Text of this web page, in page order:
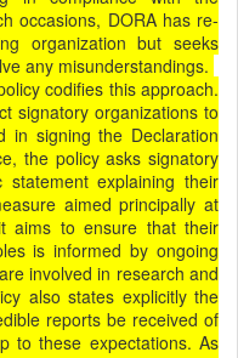
occasions, DORA has re-
organization but seeks
any misunderstandings.
codifies this approach.
signatory organizations to
in signing the Declaration
the policy asks signatory
explaining their
aimed principally at
aims to ensure that their
is informed by ongoing
involved in research and
also states explicitly the
reports be received of
to these expectations. As